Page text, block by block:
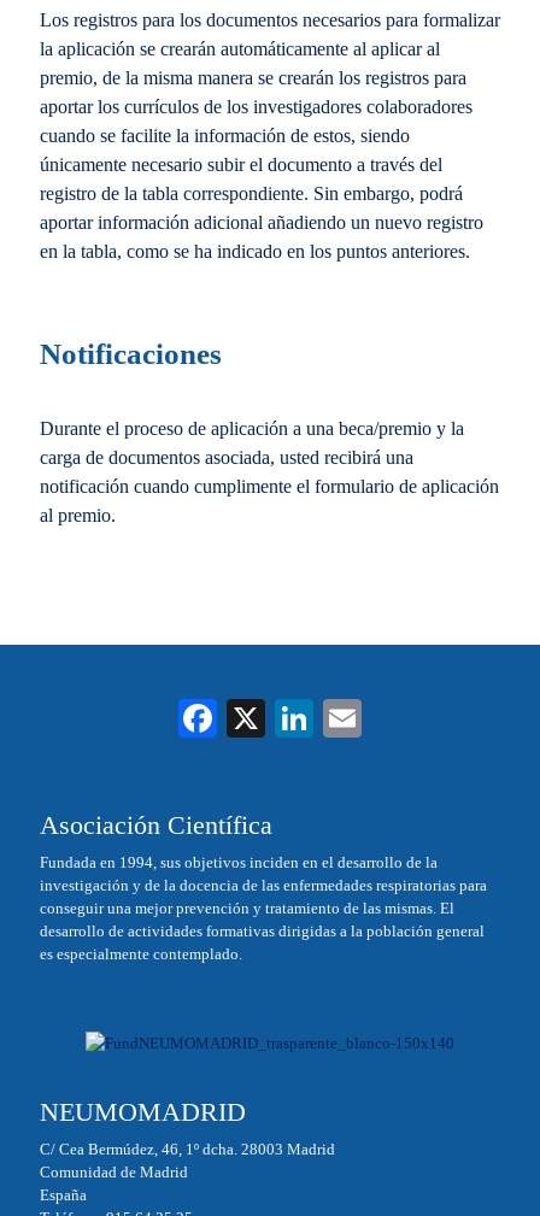
Los registros para los documentos necesarios para formalizar
la aplicación se crearán automáticamente al aplicar al
premio, de la misma manera se crearán los registros para
aportar los currículos de los investigadores colaboradores
cuando se facilite la información de estos, siendo
únicamente necesario subir el documento a través del
registro de la tabla correspondiente. Sin embargo, podrá
aportar información adicional añadiendo un nuevo registro
en la tabla, como se ha indicado en los puntos anteriores.
Notificaciones
Durante el proceso de aplicación a una beca/premio y la
carga de documentos asociada, usted recibirá una
notificación cuando cumplimente el formulario de aplicación
al premio.
Fa
ok
X Li
Asociación Científica
Fundada en 1994, sus objetivos inciden en el desarrollo de la
investigación y de la docencia de las enfermedades respiratorias para
conseguir una mejor prevención y tratamiento de las mismas. El
desarrollo de actividades formativas dirigidas a la población general
es especialmente contemplado.
NEUMOMADRID
C/ Cea Bermúdez, 46, 1º dcha. 28003 Madrid
Comunidad de Madrid
España